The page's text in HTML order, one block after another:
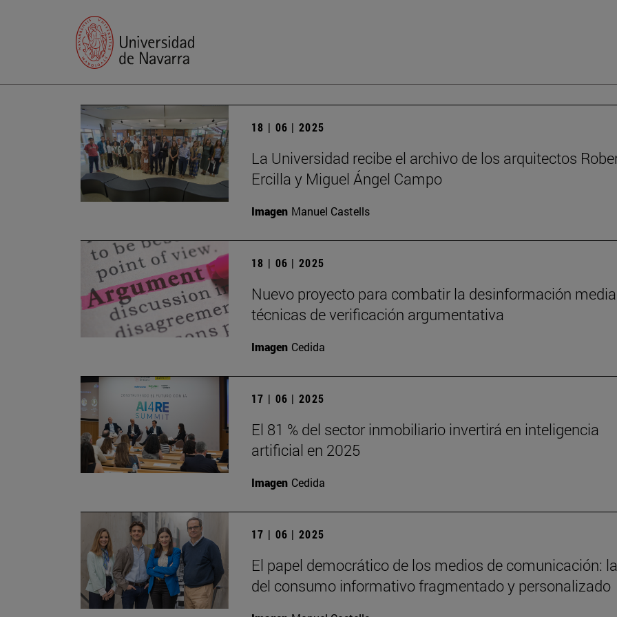
18 | 06 | 2025
La Universidad recibe el archivo de los arquitectos
Ercilla y Miguel Ángel Campo
Imagen Manuel Castells
18 | 06 | 2025
Nuevo proyecto para combatir la desinformación
técnicas de verificación argumentativa
Imagen Cedida
17 | 06 | 2025
El 81 % del sector inmobiliario invertirá en inteligencia
artificial en 2025
Imagen Cedida
17 | 06 | 2025
El papel democrático de los medios de comunicación:
del consumo informativo fragmentado y personalizado